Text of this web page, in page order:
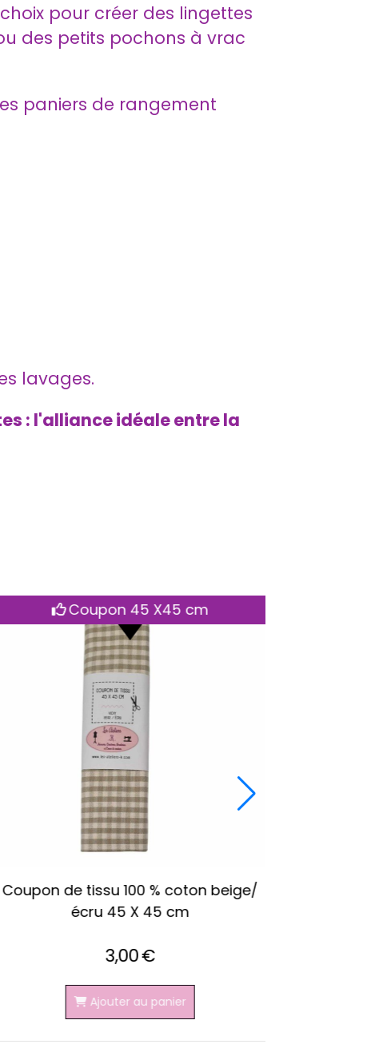
pour créer des lingettes
des petits pochons à vrac
paniers de rangement
lavages.
: l'alliance idéale entre la
Coupon de tissu 100 % lin imprimé
peint coquelicot 28 X 150cm
3,00€
Ajouter au panier
Coupon 28 X 150 cm